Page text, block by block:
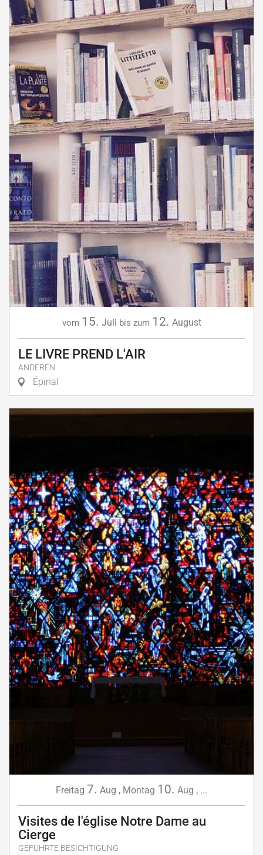
vom 15. Juli bis zum 12. August
LE LIVRE PREND L'AIR
ANDEREN
Épinal
Freitag 7. Aug , Montag 10. Aug , ...
Visites de l'église Notre Dame au
Cierge
GEFÜHRTE BESICHTIGUNG